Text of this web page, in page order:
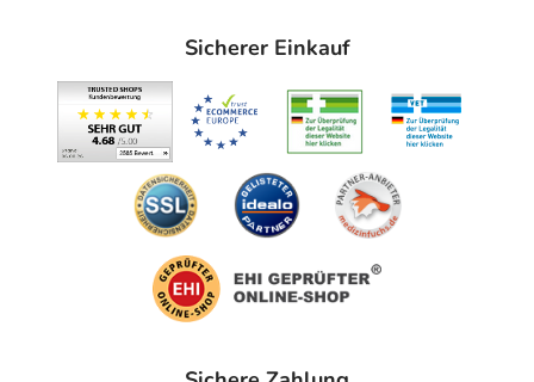
Sicherer Einkauf